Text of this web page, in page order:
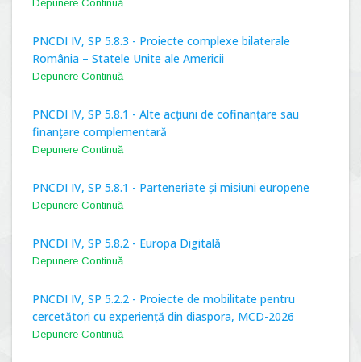
Depunere Continuă
PNCDI IV, SP 5.8.3 - Proiecte complexe bilaterale
România – Statele Unite ale Americii
Depunere Continuă
PNCDI IV, SP 5.8.1 - Alte acțiuni de cofinanțare sau
finanțare complementară
Depunere Continuă
PNCDI IV, SP 5.8.1 - Parteneriate și misiuni europene
Depunere Continuă
PNCDI IV, SP 5.8.2 - Europa Digitală
Depunere Continuă
PNCDI IV, SP 5.2.2 - Proiecte de mobilitate pentru
cercetători cu experiență din diaspora, MCD-2026
Depunere Continuă